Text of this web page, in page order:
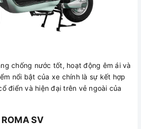
chống nước tốt, hoạt động êm ái và
nổi bật của xe chính là sự kết hợp
điển và hiện đại trên vẻ ngoài của
SV